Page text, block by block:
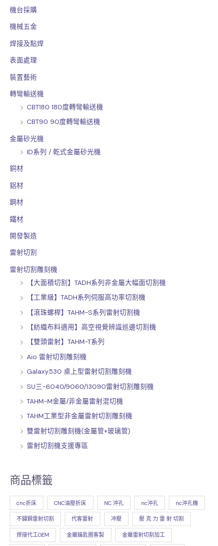
機台採購
機械五金
焊接及點焊
表面處理
裝置藝術
轉彎輸送機
CBT180 180度轉彎輸送機
CBT90 90度轉彎輸送機
金屬砂光機
ID系列 / 乾式金屬砂光機
銅材
鋁材
鋼材
鐵材
開發製造
雷射切割
雷射切割雕刻機
【大面積切割】TADH系列非金屬大幅面切割機
【工業級】TADH系列伺服高功率切割機
【滾珠螺桿】TAHM-S系列雷射切割機
【紡織布料適用】高空視覺辨識巡邊切割機
【雙頭雷射】TAHM-T系列
Aio 雷射切割雕刻機
Galaxy530 桌上型雷射切割雕刻機
SU三-6040/9060/13090雷射切割雕刻機
TAHM-M金屬/非金屬雷射混切機
TAHM工業型非金屬雷射切割雕刻機
雙雷射切割雕刻機(金屬管+玻璃管)
雷射切割機支援專區
商品標籤
cnc折床 CNC油壓折床 NC 沖孔 nc沖孔 nc沖孔機
不鏽鋼雷射切割 代客雷射 冲壓 壓 克 力 雷 射 切割
焊接代工OEM 金屬鑰匙圈客製 金屬雷射切割加工